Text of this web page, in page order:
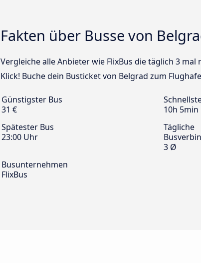
Fakten über Busse von
Vergleiche alle Anbieter wie FlixBus die täglich 3
Klick! Buche dein Busticket von Belgrad zum
Günstigster Bus
31 €
10h 5min
Spätester Bus
23:00 Uhr
Tägliche
3 Ø
Busunternehmen
FlixBus